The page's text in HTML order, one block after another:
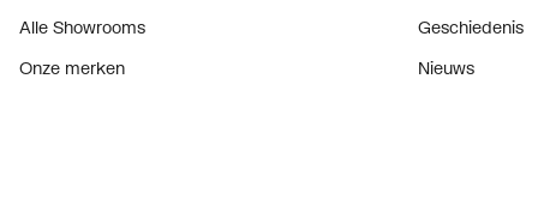
Alle Showrooms
Onze merken
Geschiedenis
Nieuws